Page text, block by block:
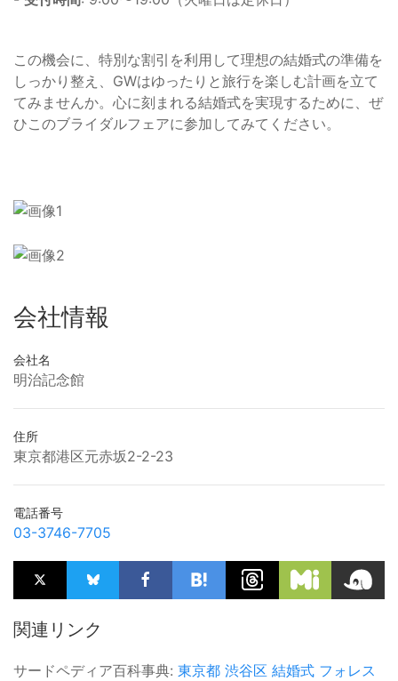
この機会に、特別な割引を利用して理想の結婚式の準備を
しっかり整え、GWはゆったりと旅行を楽しむ計画を立て
てみませんか。心に刻まれる結婚式を実現するために、ぜ
ひこのブライダルフェアに参加してみてください。
会社情報
会社名
明治記念館
住所
東京都港区元赤坂2-2-23
電話番号
03-3746-7705
関連リンク
サードペディア百科事典: 東京都 渋谷区 結婚式 フォレス